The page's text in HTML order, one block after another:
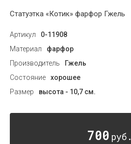
Статуэтка «Котик» фарфор Гжель
Артикул
0-11908
Материал
фарфор
Производитель
Гжель
Состояние
хорошее
Размер
высота - 10,7 см.
700 руб.